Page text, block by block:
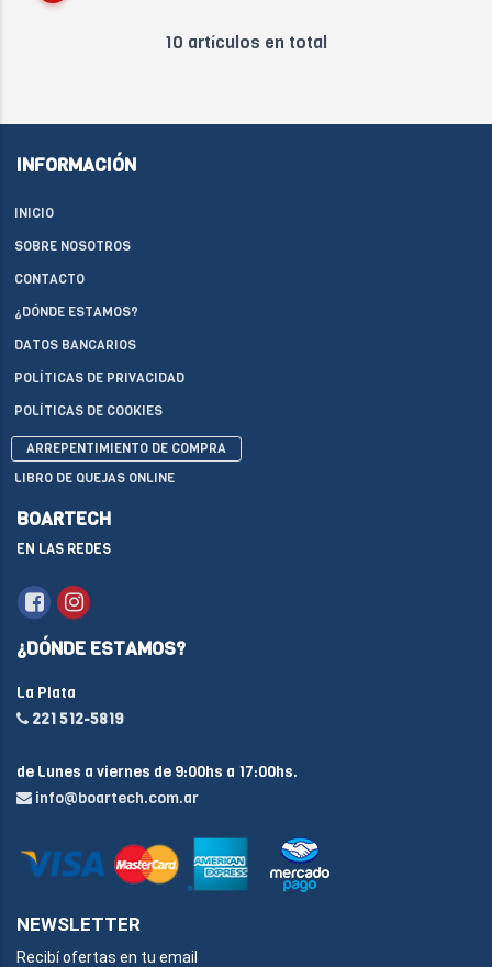
10 artículos en total
INFORMACIÓN
INICIO
SOBRE NOSOTROS
CONTACTO
¿DÓNDE ESTAMOS?
DATOS BANCARIOS
POLÍTICAS DE PRIVACIDAD
POLÍTICAS DE COOKIES
ARREPENTIMIENTO DE COMPRA
LIBRO DE QUEJAS ONLINE
BOARTECH
EN LAS REDES
¿DÓNDE ESTAMOS?
La Plata
221 512-5819
de Lunes a viernes de 9:00hs a 17:00hs.
info@boartech.com.ar
NEWSLETTER
Recibí ofertas en tu email